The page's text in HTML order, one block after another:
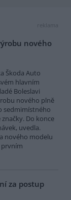
reklama
nového
Škoda Auto
hlavním
Boleslavi
nového plně
sedmimístného
značky. Do konce
uvedla.
nového modelu
prvním
za postup